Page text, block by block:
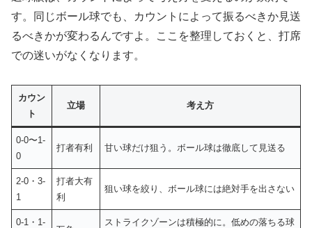
す。同じボール球でも、カウントによって振るべきか見送
るべきかが変わるんですよ。ここを整理しておくと、打席
での迷いがなくなります。
カウン
ト
立場 考え方
0-0〜1-
0
打者有利 甘い球だけ狙う。ボール球は徹底して見送る
2-0・3-
1
打者大有
利
狙い球を絞り、ボール球には絶対手を出さない
0-1・1-
ストライクゾーンは積極的に。低めの落ちる球